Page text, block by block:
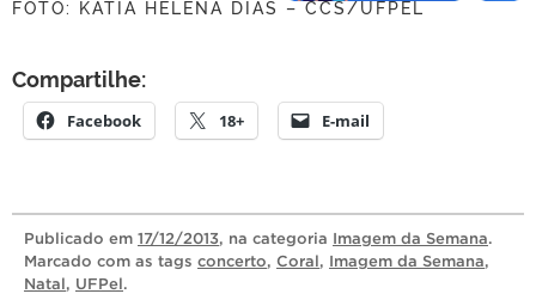
FOTO: KATIA HELENA DIAS – CCS/UFPEL
Compartilhe:
Facebook 18+ E-mail
Publicado em 17/12/2013, na categoria Imagem da Semana.
Marcado com as tags concerto, Coral, Imagem da Semana,
Natal, UFPel.